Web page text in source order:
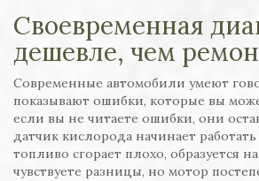
Своевременная
дешевле, чем
Современные автомобили умеют
показывают ошибки, которые вы
если вы не читаете ошибки, они
датчик кислорода начинает
топливо сгорает плохо, образуется
чувствуете разницы, но мотор